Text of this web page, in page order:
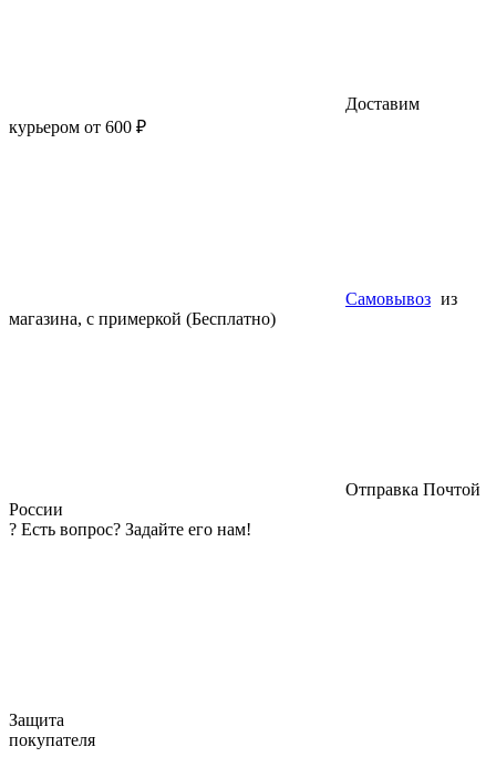
Доставим
курьером от 600 ₽
Самовывоз из
магазина, с примеркой (Бесплатно)
Отправка Почтой
России
? Есть вопрос? Задайте его нам!
Защита
покупателя